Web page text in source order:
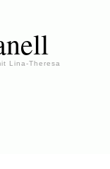
Lina-Theresa